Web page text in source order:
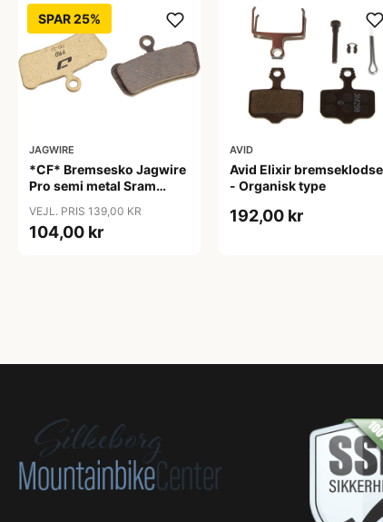
SPAR 25%
JAGWIRE
*CF* Bremsesko Jagwire
Pro semi metal Sram
- Avid Trail
VEJL. PRIS 139,00 KR
104,00 kr
AVID
Avid Elixir
- Organisk type
192,00 kr